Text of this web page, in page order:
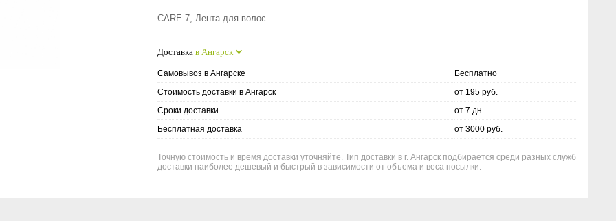
CARE 7, Лента для волос
Доставка в Ангарск
Самовывоз в Ангарске
Бесплатно
Стоимость доставки в Ангарск
от 195 руб.
Сроки доставки
от 7 дн.
Бесплатная доставка
от 3000 руб.
Точную стоимость и время доставки уточняйте. Тип доставки в г. Ангарск подбирается среди разных служб
доставки наиболее дешевый и быстрый в зависимости от объема и веса посылки.